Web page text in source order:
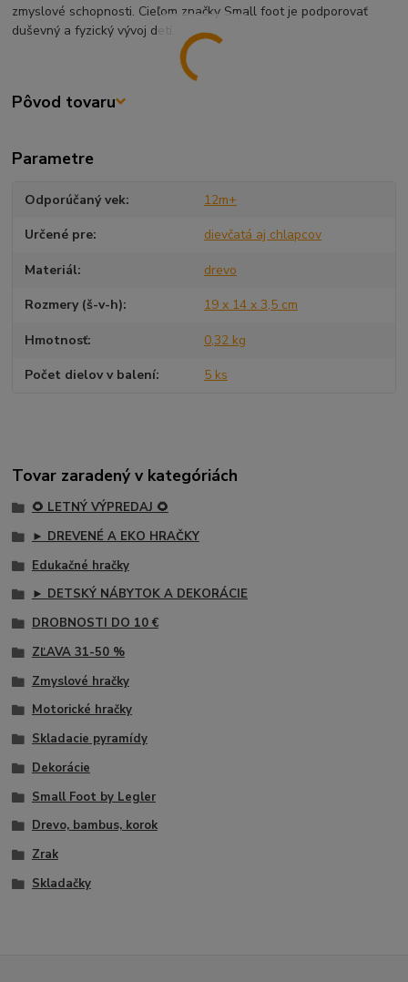
zmyslové schopnosti. Cieľom značky Small foot je podporovať
duševný a fyzický vývoj detí.
Pôvod tovaru
Parametre
Odporúčaný vek 12m+
Určené pre dievčatá aj chlapcov
Materiál drevo
Rozmery (š-v-h) 19 x 14 x 3,5 cm
Hmotnosť 0,32 kg
Počet dielov v balení 5 ks
Tovar zaradený v kategóriách
🌻 LETNÝ VÝPREDAJ 🌻
► DREVENÉ A EKO HRAČKY
Edukačné hračky
► DETSKÝ NÁBYTOK A DEKORÁCIE
DROBNOSTI DO 10 €
ZĽAVA 31-50 %
Zmyslové hračky
Motorické hračky
Skladacie pyramídy
Dekorácie
Small Foot by Legler
Drevo, bambus, korok
Zrak
Skladačky